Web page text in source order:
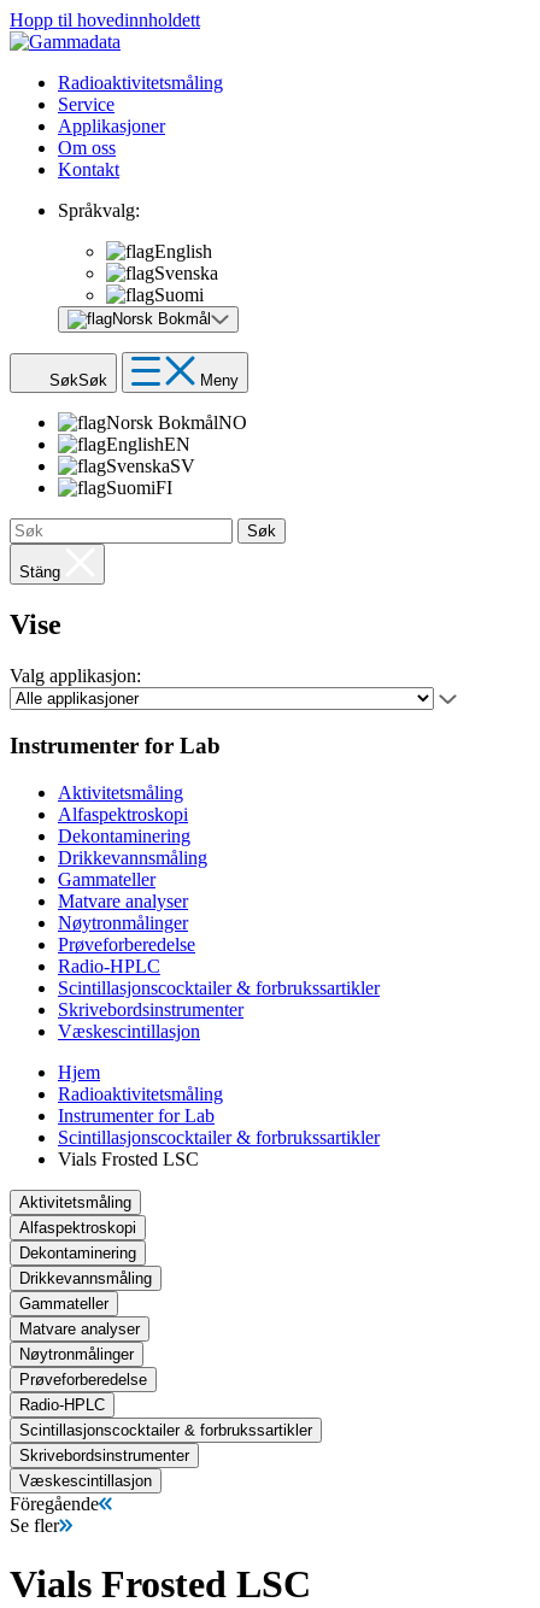
Hopp til hovedinnholdett
Radioaktivitetsmåling
Service
Applikasjoner
Om oss
Kontakt
Språkvalg:
English
Svenska
Suomi
Norsk Bokmål
SøkSøk Meny
Norsk BokmålNO
EnglishEN
SvenskaSV
SuomiFI
Søk
Stäng
Vise
Valg applikasjon:
Instrumenter for Lab
Aktivitetsmåling
Alfaspektroskopi
Dekontaminering
Drikkevannsmåling
Gammateller
Matvare analyser
Nøytronmålinger
Prøveforberedelse
Radio-HPLC
Scintillasjonscocktailer & forbrukssartikler
Skrivebordsinstrumenter
Væskescintillasjon
Hjem
Radioaktivitetsmåling
Instrumenter for Lab
Scintillasjonscocktailer & forbrukssartikler
Vials Frosted LSC
Aktivitetsmåling
Alfaspektroskopi
Dekontaminering
Drikkevannsmåling
Gammateller
Matvare analyser
Nøytronmålinger
Prøveforberedelse
Radio-HPLC
Scintillasjonscocktailer & forbrukssartikler
Skrivebordsinstrumenter
Væskescintillasjon
Föregående
Se fler
Vials Frosted LSC